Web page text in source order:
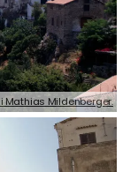
Mathias Mildenberger.